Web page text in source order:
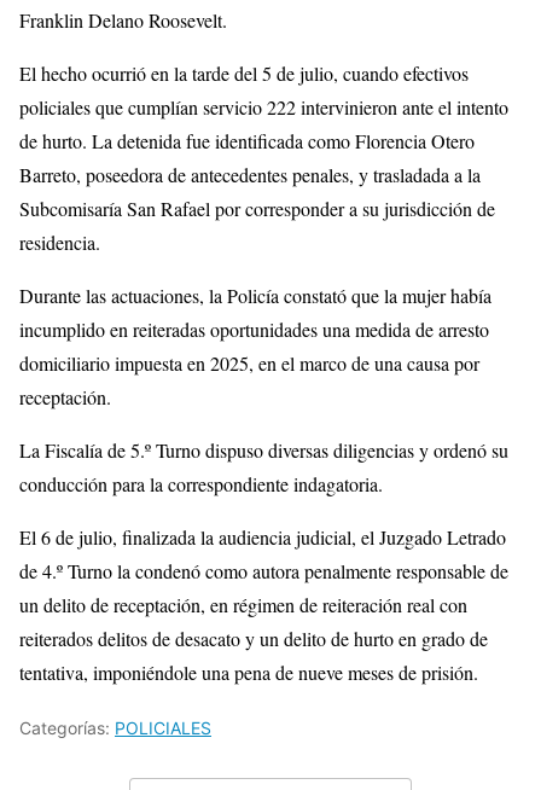
Franklin Delano Roosevelt.
El hecho ocurrió en la tarde del 5 de julio, cuando efectivos
policiales que cumplían servicio 222 intervinieron ante el intento
de hurto. La detenida fue identificada como Florencia Otero
Barreto, poseedora de antecedentes penales, y trasladada a la
Subcomisaría San Rafael por corresponder a su jurisdicción de
residencia.
Durante las actuaciones, la Policía constató que la mujer había
incumplido en reiteradas oportunidades una medida de arresto
domiciliario impuesta en 2025, en el marco de una causa por
receptación.
La Fiscalía de 5.º Turno dispuso diversas diligencias y ordenó su
conducción para la correspondiente indagatoria.
El 6 de julio, finalizada la audiencia judicial, el Juzgado Letrado
de 4.º Turno la condenó como autora penalmente responsable de
un delito de receptación, en régimen de reiteración real con
reiterados delitos de desacato y un delito de hurto en grado de
tentativa, imponiéndole una pena de nueve meses de prisión.
Categorías: POLICIALES